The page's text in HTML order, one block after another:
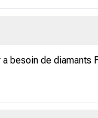
besoin de